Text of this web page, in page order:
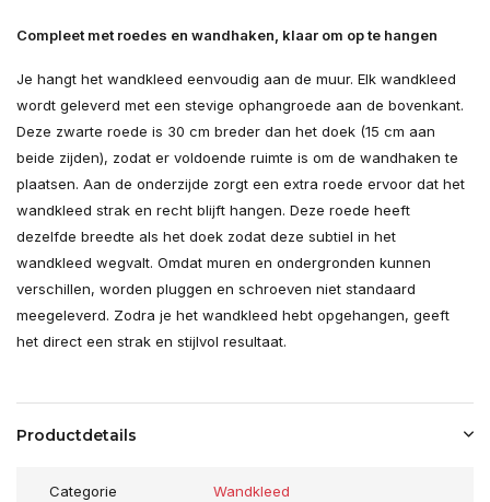
Compleet met roedes en wandhaken, klaar om op te hangen
Je hangt het wandkleed eenvoudig aan de muur. Elk wandkleed
wordt geleverd met een stevige ophangroede aan de bovenkant.
Deze zwarte roede is 30 cm breder dan het doek (15 cm aan
beide zijden), zodat er voldoende ruimte is om de wandhaken te
plaatsen. Aan de onderzijde zorgt een extra roede ervoor dat het
wandkleed strak en recht blijft hangen. Deze roede heeft
dezelfde breedte als het doek zodat deze subtiel in het
wandkleed wegvalt. Omdat muren en ondergronden kunnen
verschillen, worden pluggen en schroeven niet standaard
meegeleverd. Zodra je het wandkleed hebt opgehangen, geeft
het direct een strak en stijlvol resultaat.
Productdetails
Categorie Wandkleed